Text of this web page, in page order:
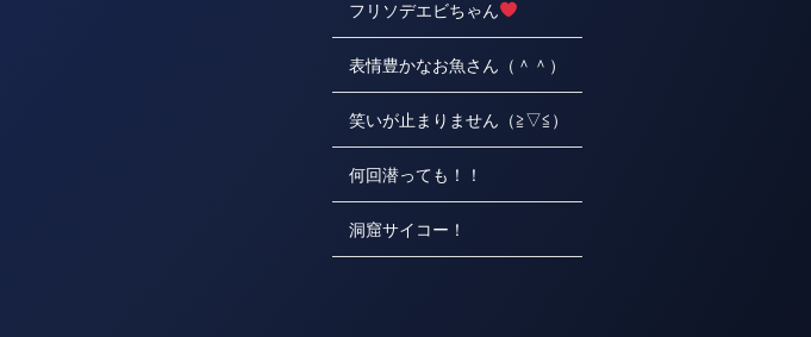
フリソデエビちゃん
表情豊かなお魚さん（＾＾）
笑いが止まりません（≧▽≦）
何回潜っても！！
洞窟サイコー！